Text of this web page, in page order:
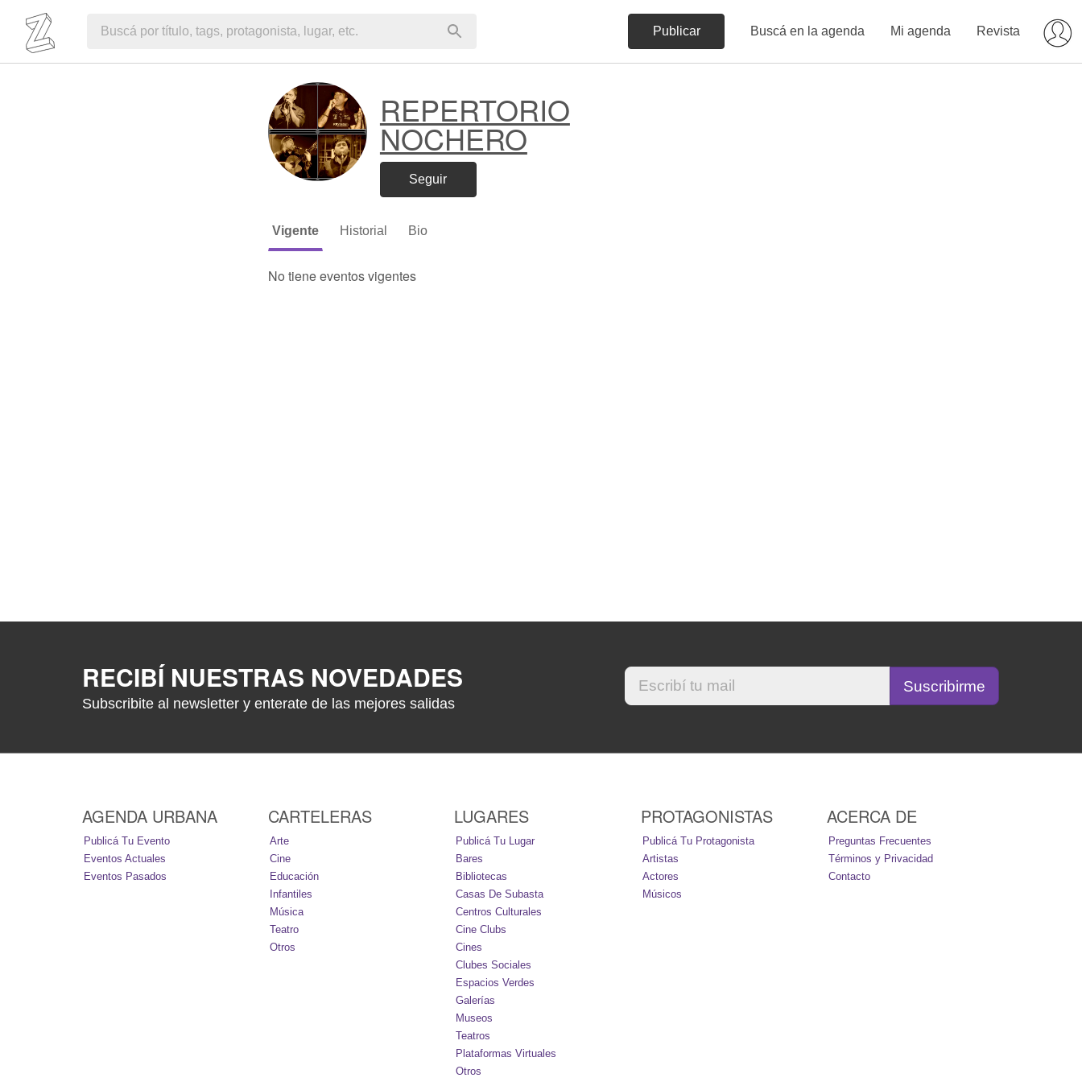
Publicar Buscá en la agenda Mi agenda Revista
REPERTORIO
NOCHERO
Seguir
Vigente Historial Bio
No tiene eventos vigentes
RECIBÍ NUESTRAS NOVEDADES
Subscribite al newsletter y enterate de las mejores salidas
AGENDA URBANA
Publicá Tu Evento
Eventos Actuales
Eventos Pasados
CARTELERAS
Arte
Cine
Educación
Infantiles
Música
Teatro
Otros
LUGARES
Publicá Tu Lugar
Bares
Bibliotecas
Casas De Subasta
Centros Culturales
Cine Clubs
Cines
Clubes Sociales
Espacios Verdes
Galerías
Museos
Teatros
Plataformas Virtuales
Otros
PROTAGONISTAS
Publicá Tu Protagonista
Artistas
Actores
Músicos
ACERCA DE
Preguntas Frecuentes
Términos y Privacidad
Contacto